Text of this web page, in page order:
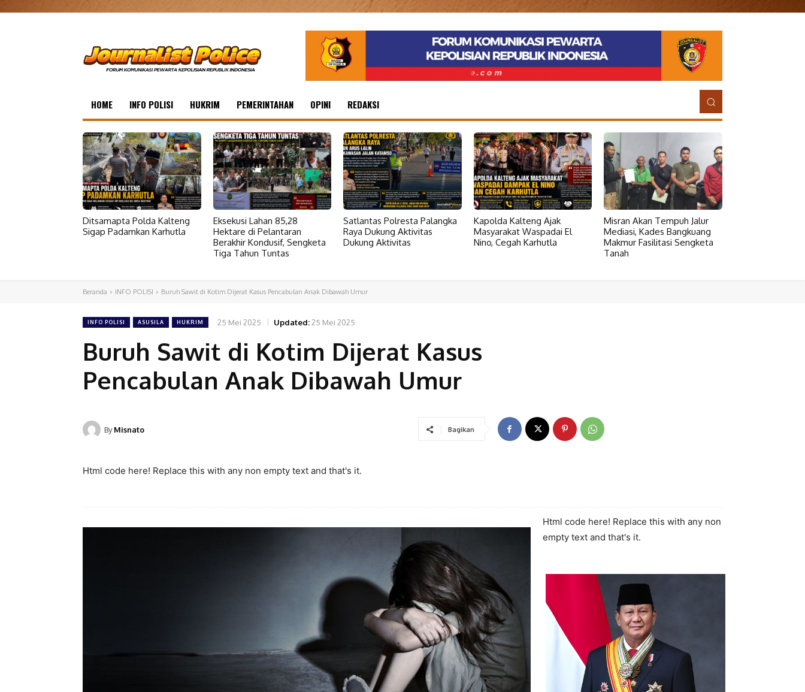
HOME INFO POLISI HUKRIM PEMERINTAHAN OPINI REDAKSI
Ditsamapta Polda Kalteng
Sigap Padamkan Karhutla
Eksekusi Lahan 85,28
Hektare di Pelantaran
Berakhir Kondusif, Sengketa
Tiga Tahun Tuntas
Satlantas Polresta Palangka
Raya Dukung Aktivitas
Dukung Aktivitas
Kapolda Kalteng Ajak
Masyarakat Waspadai El
Nino, Cegah Karhutla
Misran Akan Tempuh Jalur
Mediasi, Kades Bangkuang
Makmur Fasilitasi Sengketa
Tanah
Beranda INFO POLISI Buruh Sawit di Kotim Dijerat Kasus Pencabulan Anak Dibawah Umur
INFO POLISI ASUSILA HUKRIM 25 Mei 2025 Updated:25 Mei 2025
Buruh Sawit di Kotim Dijerat Kasus
Pencabulan Anak Dibawah Umur
By Misnato Bagikan
Html code here! Replace this with any non empty text and that's it.
Html code here! Replace this with any non
empty text and that's it.